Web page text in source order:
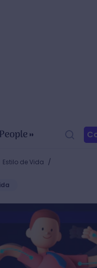
Estilo de Vida /
una animación